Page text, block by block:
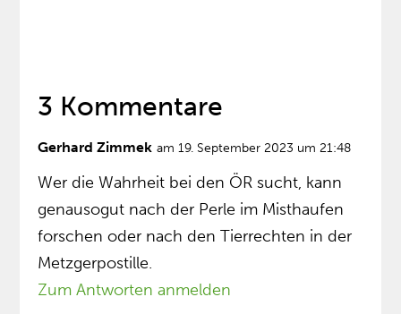
3 Kommentare
Gerhard Zimmek am 19. September 2023 um 21:48
Wer die Wahrheit bei den ÖR sucht, kann
genausogut nach der Perle im Misthaufen
forschen oder nach den Tierrechten in der
Metzgerpostille.
Zum Antworten anmelden